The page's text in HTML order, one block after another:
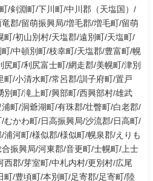
/剣淵町/下川町/中川郡（天塩国）/
郡/留萌振興局/増毛郡/増毛町/留萌
町/初山別村/天塩郡/遠別町/天塩町/
/中頓別町/枝幸町/天塩郡/豊富町/幌
町/利尻富士町/網走郡/美幌町/津別
町/小清水町/常呂郡/訓子府町/置戸
別町/滝上町/興部町/西興部村/雄武
町/洞爺湖町/有珠郡/壮瞥町/白老郡/
むかわ町/日高振興局/沙流郡/日高町/
河町/様似郡/様似町/幌泉郡/えりも
振興局/河東郡/音更町/士幌町/上士
西郡/芽室町/中札内村/更別村/広尾
町/豊頃町/本別町/足寄郡/足寄町/陸